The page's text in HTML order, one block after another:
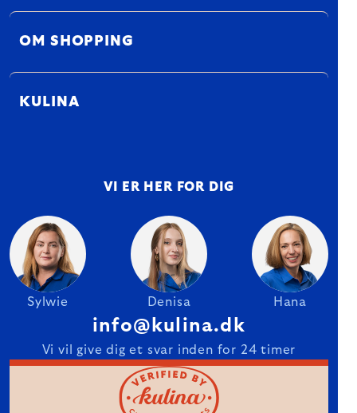
OM SHOPPING
KULINA
VI ER HER FOR DIG
Sylwie Denisa Hana
info@kulina.dk
Vi vil give dig et svar inden for 24 timer